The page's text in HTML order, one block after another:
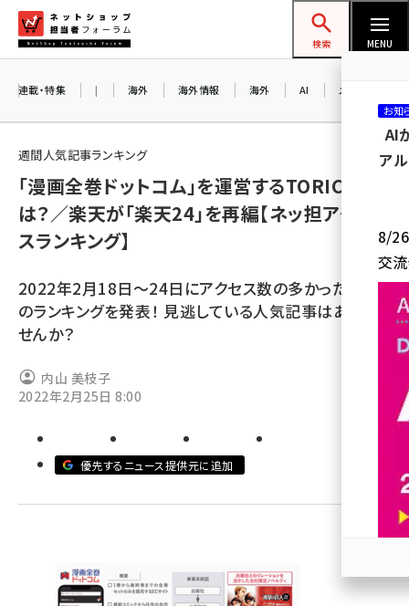
ン
ネットショップ担当者フォーラム
検索 MENU
amazon (2247)
yahoo (1900)
ecbeing (1207)
アスクル (1119)
base (1074)
ビィ・フォアード (773)
revico (739)
連載・特集 | 海外 海外情報 海外 AI メタバース
週間人気記事ランキング
「漫画全巻ドットコム」を運営するTORICOと
は？／楽天が「楽天24」を再編【ネッ担アクセ
スランキング】
2022年2月18日～24日にアクセス数の多かった記事
のランキングを発表！ 見逃している人気記事はありま
せんか？
内山 美枝子
2022年2月25日 8:00
優先するニュース提供元に追加
お知
AI
ア
8/26
交
参